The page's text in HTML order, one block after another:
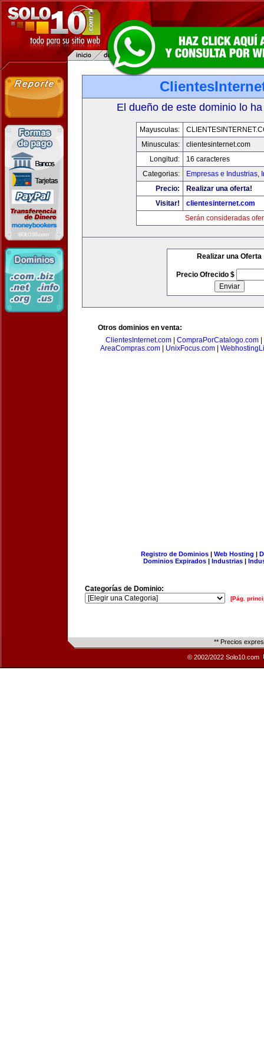
El dueño de este dominio lo
Mayusculas:
Minusculas:
clientesinternet.com
Longitud:
16 caracteres
Categorias:
Empresas e Industrias,
Precio:
Realizar una oferta!
Visitar!
clientesinternet.com
Serán consideradas
Realizar una Oferta
Precio Ofrecido $
Otros dominios en venta:
ClientesInternet.com
CompraPorCatalogo.com
AreaCompras.com
UnixFocus.com
Registro de Dominios| Web Hosting |
Dominios Expirados | Industrias |
Categorías de Dominio:
[Pág.
** Precios
© 2002/2022 Solo10.com